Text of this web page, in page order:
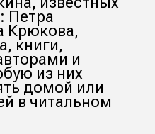
Петра
Крюкова,
книги,
и
из них
домой или
в читальном